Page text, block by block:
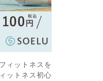
ィットネスを
ットネス初心